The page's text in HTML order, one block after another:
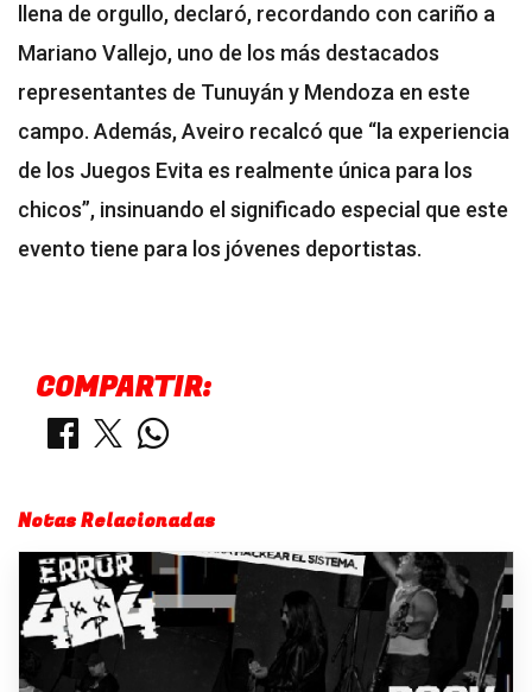
llena de orgullo, declaró, recordando con cariño a
Mariano Vallejo, uno de los más destacados
representantes de Tunuyán y Mendoza en este
campo. Además, Aveiro recalcó que “la experiencia
de los Juegos Evita es realmente única para los
chicos”, insinuando el significado especial que este
evento tiene para los jóvenes deportistas.
COMPARTIR:
Notas Relacionadas